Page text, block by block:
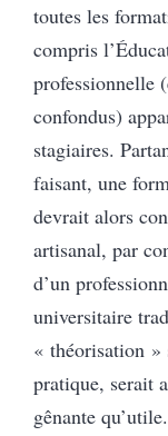
toutes les
compris
professionnelle
confondus)
stagiaires.
faisant, une
devrait alors
artisanal, par
d’un
universitaire
« théorisation »
pratique, serait
gênante qu’utile.